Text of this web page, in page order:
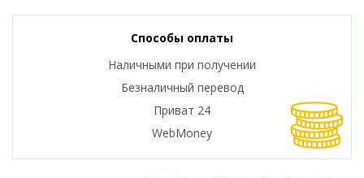
Способы оплаты
Наличными при получении
Безналичный перевод
Приват 24
WebMoney